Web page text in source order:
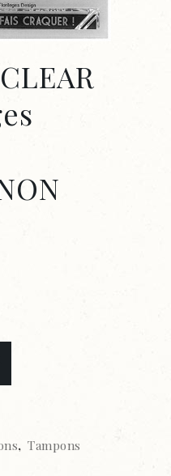
, Tampons